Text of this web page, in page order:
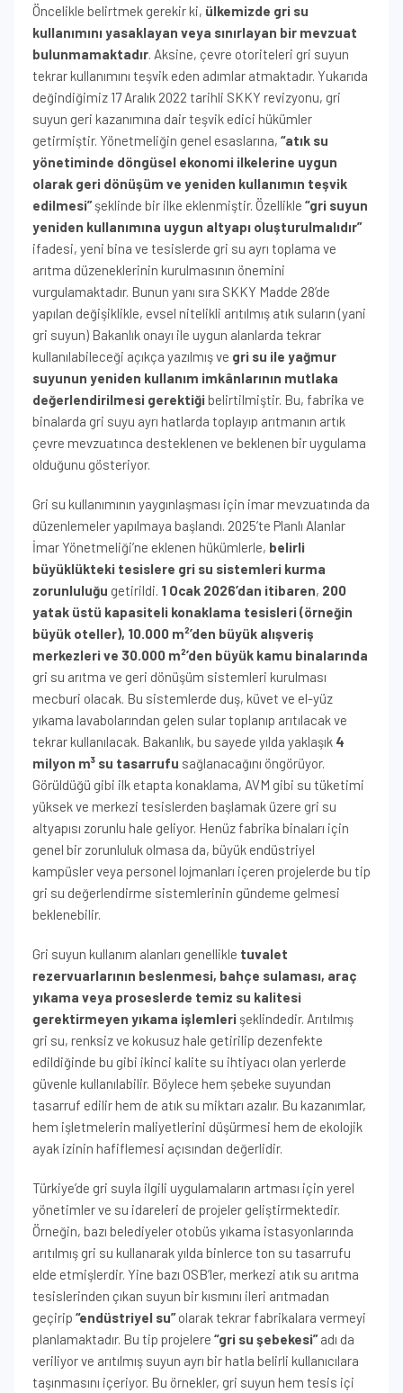
Öncelikle belirtmek gerekir ki, ülkemizde gri su
kullanımını yasaklayan veya sınırlayan bir mevzuat
bulunmamaktadır. Aksine, çevre otoriteleri gri suyun
tekrar kullanımını teşvik eden adımlar atmaktadır. Yukarıda
değindiğimiz 17 Aralık 2022 tarihli SKKY revizyonu, gri
suyun geri kazanımına dair teşvik edici hükümler
getirmiştir. Yönetmeliğin genel esaslarına, “atık su
yönetiminde döngüsel ekonomi ilkelerine uygun
olarak geri dönüşüm ve yeniden kullanımın teşvik
edilmesi”şeklinde bir ilke eklenmiştir. Özellikle “gri suyun
yeniden kullanımına uygun altyapı oluşturulmalıdır”
ifadesi, yeni bina ve tesislerde gri su ayrı toplama ve
arıtma düzeneklerinin kurulmasının önemini
vurgulamaktadır. Bunun yanı sıra SKKY Madde 28’de
yapılan değişiklikle, evsel nitelikli arıtılmış atık suların (yani
gri suyun) Bakanlık onayı ile uygun alanlarda tekrar
kullanılabileceği açıkça yazılmış ve gri su ile yağmur
suyunun yeniden kullanım imkânlarının mutlaka
değerlendirilmesi gerektiği belirtilmiştir. Bu, fabrika ve
binalarda gri suyu ayrı hatlarda toplayıp arıtmanın artık
çevre mevzuatınca desteklenen ve beklenen bir uygulama
olduğunu gösteriyor.
Gri su kullanımının yaygınlaşması için imar mevzuatında da
düzenlemeler yapılmaya başlandı. 2025’te Planlı Alanlar
İmar Yönetmeliği’ne eklenen hükümlerle, belirli
büyüklükteki tesislere gri su sistemleri kurma
zorunluluğu getirildi. 1 Ocak 2026’dan itibaren, 200
yatak üstü kapasiteli konaklama tesisleri (örneğin
büyük oteller), 10.000 m²’den büyük alışveriş
merkezleri ve 30.000 m²’den büyük kamu binalarında
gri su arıtma ve geri dönüşüm sistemleri kurulması
mecburi olacak. Bu sistemlerde duş, küvet ve el-yüz
yıkama lavabolarından gelen sular toplanıp arıtılacak ve
tekrar kullanılacak. Bakanlık, bu sayede yılda yaklaşık 4
milyon m³ su tasarrufu sağlanacağını öngörüyor.
Görüldüğü gibi ilk etapta konaklama, AVM gibi su tüketimi
yüksek ve merkezi tesislerden başlamak üzere gri su
altyapısı zorunlu hale geliyor. Henüz fabrika binaları için
genel bir zorunluluk olmasa da, büyük endüstriyel
kampüsler veya personel lojmanları içeren projelerde bu tip
gri su değerlendirme sistemlerinin gündeme gelmesi
beklenebilir.
Gri suyun kullanım alanları genellikle tuvalet
rezervuarlarının beslenmesi, bahçe sulaması, araç
yıkama veya proseslerde temiz su kalitesi
gerektirmeyen yıkama işlemleri şeklindedir. Arıtılmış
gri su, renksiz ve kokusuz hale getirilip dezenfekte
edildiğinde bu gibi ikinci kalite su ihtiyacı olan yerlerde
güvenle kullanılabilir. Böylece hem şebeke suyundan
tasarruf edilir hem de atık su miktarı azalır. Bu kazanımlar,
hem işletmelerin maliyetlerini düşürmesi hem de ekolojik
ayak izinin hafiflemesi açısından değerlidir.
Türkiye’de gri suyla ilgili uygulamaların artması için yerel
yönetimler ve su idareleri de projeler geliştirmektedir.
Örneğin, bazı belediyeler otobüs yıkama istasyonlarında
arıtılmış gri su kullanarak yılda binlerce ton su tasarrufu
elde etmişlerdir. Yine bazı OSB’ler, merkezi atık su arıtma
tesislerinden çıkan suyun bir kısmını ileri arıtmadan
geçirip “endüstriyel su”olarak tekrar fabrikalara vermeyi
planlamaktadır. Bu tip projelere “gri su şebekesi”adı da
veriliyor ve arıtılmış suyun ayrı bir hatla belirli kullanıcılara
taşınmasını içeriyor. Bu örnekler, gri suyun hem tesis içi